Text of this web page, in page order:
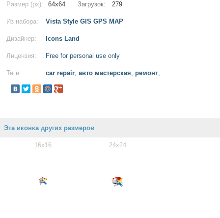
Размер (px): 64x64 Загрузок: 279
Из набора: Vista Style GIS GPS MAP
Дизайнер: Icons Land
Лицензия: Free for personal use only
Теги: car repair, авто мастерская, ремонт,
Эта иконка других размеров
16x16 24x24